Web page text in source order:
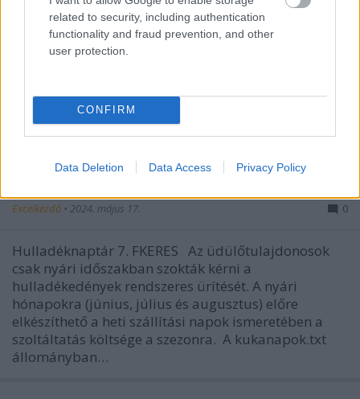
related to security, including authentication
functionality and fraud prevention, and other
user protection.
CONFIRM
Data Deletion Data Access Privacy Policy
Excelkezdő • 2024. május 17. 0
Hulladéknaptár 7. FKERES Az üdülőtulajdonosok
csak nyári időszakban szokták kérni a
hulladékedények rendszeres ürítését. A nyári
hónapokra (június, július és augusztus) előre
elkészíthető a heti szállítási napok ismeretében a
szoltáltatás költsége a szezonra. A kukanapok.txt
állományban…